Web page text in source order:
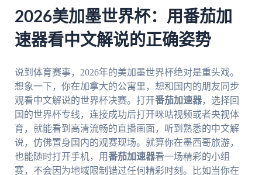
2026美加墨世界杯：用番茄加
速器看中文解说的正确姿势
说到体育赛事，2026年的美加墨世界杯绝对是重头戏。
想象一下，你在加拿大的公寓里，想和国内的朋友同步
观看中文解说的世界杯决赛。打开番茄加速器，选择回
国的世界杯专线，连接成功后打开咪咕视频或者央视体
育，就能看到高清流畅的直播画面，听到熟悉的中文解
说，仿佛置身国内的观赛现场。就算你在墨西哥旅游，
也能随时打开手机，用番茄加速器看一场精彩的小组
赛，不会因为地域限制错过任何精彩时刻。比如当你在